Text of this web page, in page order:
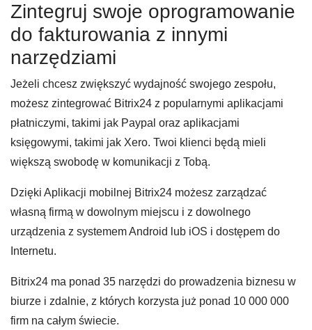
Zintegruj swoje oprogramowanie
do fakturowania z innymi
narzędziami
Jeżeli chcesz zwiększyć wydajność swojego zespołu,
możesz zintegrować Bitrix24 z popularnymi aplikacjami
płatniczymi, takimi jak Paypal oraz aplikacjami
księgowymi, takimi jak Xero. Twoi klienci będą mieli
większą swobodę w komunikacji z Tobą.
Dzięki Aplikacji mobilnej Bitrix24 możesz zarządzać
własną firmą w dowolnym miejscu i z dowolnego
urządzenia z systemem Android lub iOS i dostępem do
Internetu.
Bitrix24 ma ponad 35 narzędzi do prowadzenia biznesu w
biurze i zdalnie, z których korzysta już ponad 10 000 000
firm na całym świecie.